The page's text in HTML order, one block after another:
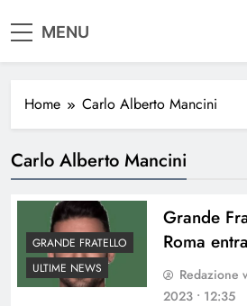
MENU
Home Carlo Alberto Mancini
Carlo Alberto Mancini
GRANDE FRATELLO
ULTIME NEWS
Grande
Roma
Redazione
2023 • 12:35